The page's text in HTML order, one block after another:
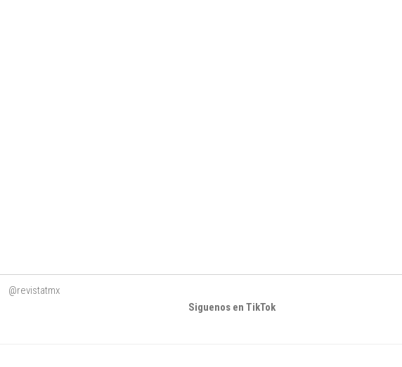
@revistatmx
Siguenos en TikTok